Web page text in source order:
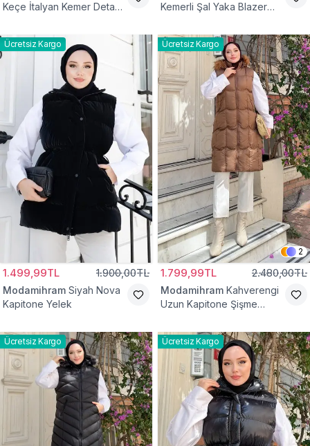
Keçe İtalyan Kemer Detaylı
Kemerli Şal Yaka Blazer
Ücretsiz Kargo
1.499,99TL 1.900,00TL
Modamihram Siyah Nova
Kapitone Yelek
Ücretsiz Kargo
2
1.799,99TL 2.480,00TL
Modamihram Kahverengi
Uzun Kapitone Şişme
Ücretsiz Kargo Ücretsiz Kargo